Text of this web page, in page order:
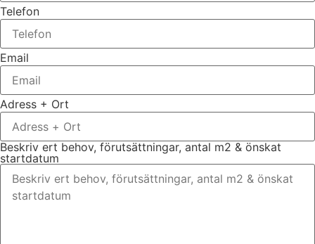
Telefon
Email
Adress + Ort
Beskriv ert behov, förutsättningar, antal m2 & önskat
startdatum